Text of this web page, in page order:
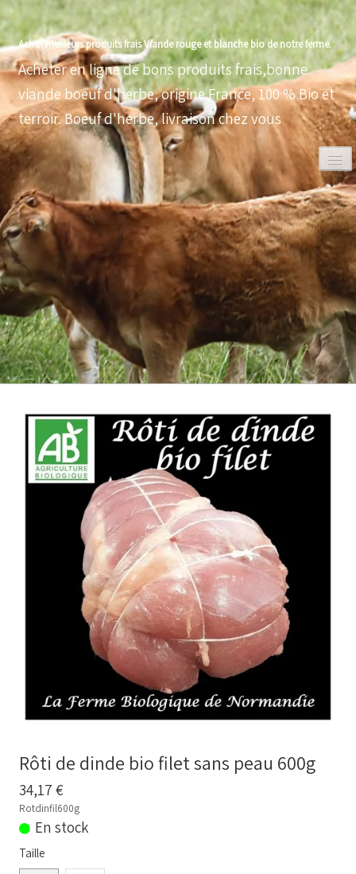
Achat meilleurs produits frais Viande rouge et blanche bio de notre ferme.
Acheter en ligne de bons produits frais,bonne
viande boeuf d'herbe, origine France, 100 % Bio et
terroir. Boeuf d'herbe, livraison chez vous
0
ACCUEIL
VOLAILLES BIO
BOEUF D'HERBE BIO
VEAU BIO
PORC BIO
AGNEAU BIO
MOUTON BIO
NOS COLIS VIANDE
CUISSON RAPIDE▼
BARBECUE BRASERO
CHARCUTERIE BIO
BOUILLONS D'OS et OS BIO
Comment commander
Nos VIDEOS
NOTRE FERME
Conseils temps de cuisson
Rôti de dinde bio filet sans peau 600g
34,17 €
Rotdinfil600g
En stock
Taille